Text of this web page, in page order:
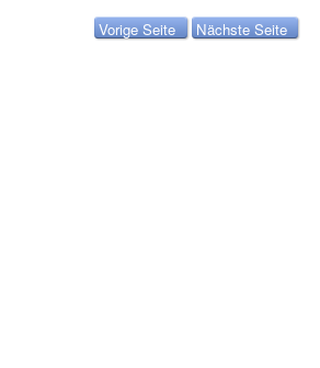
Vorige Seite Nächste Seite